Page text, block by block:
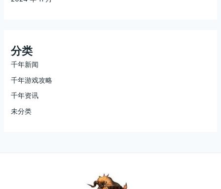
分类
千年新闻
千年游戏攻略
千年资讯
未分类